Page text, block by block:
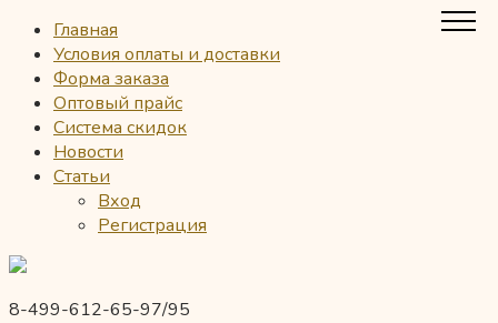
Главная
Условия оплаты и доставки
Форма заказа
Оптовый прайс
Система скидок
Новости
Статьи
Вход
Регистрация
8-499-612-65-97/95